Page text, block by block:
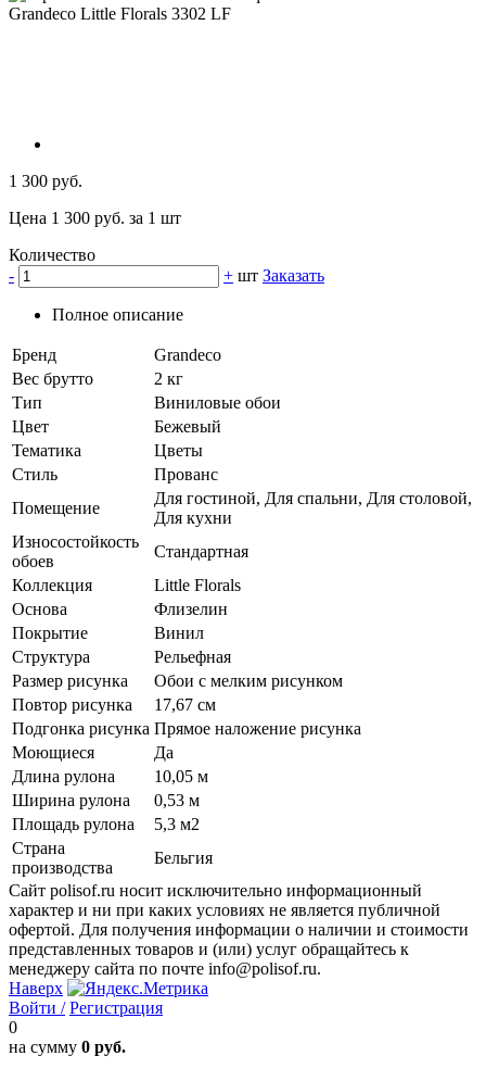
1 300 руб.
Цена 1 300 руб. за 1 шт
Количество
-
+ шт Заказать
Полное описание
Бренд
Grandeco
Вес брутто
2 кг
Тип
Виниловые обои
Цвет
Бежевый
Тематика
Цветы
Стиль
Прованс
Помещение
Для гостиной, Для спальни, Для столовой,
Для кухни
Износостойкость
обоев
Стандартная
Коллекция
Little Florals
Основа
Флизелин
Покрытие
Винил
Структура
Рельефная
Размер рисунка
Обои с мелким рисунком
Повтор рисунка
17,67 см
Подгонка рисунка Прямое наложение рисунка
Моющиеся
Да
Длина рулона
10,05 м
Ширина рулона
0,53 м
Площадь рулона
5,3 м2
Страна
производства
Бельгия
Сайт polisof.ru носит исключительно информационный
характер и ни при каких условиях не является публичной
офертой. Для получения информации о наличии и стоимости
представленных товаров и (или) услуг обращайтесь к
менеджеру сайта по почте info@polisof.ru.
Наверх
Войти / Регистрация
0
на сумму 0 руб.